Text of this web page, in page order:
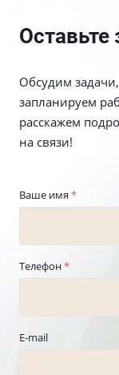
Оставьте
Обсудим
запланируем
расскажем
на связи!
Ваше имя *
Телефон*
E-mail